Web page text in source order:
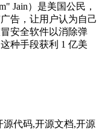
Jain）是美国公民，
告，让用户认为自己
安全软件以消除弹
种手段获利 1 亿美
代码,开源文档,开源